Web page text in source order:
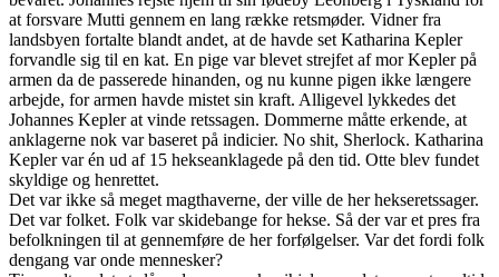
at forsvare Mutti gennem en lang række retsmøder. Vidner fra
landsbyen fortalte blandt andet, at de havde set Katharina Kepler
forvandle sig til en kat. En pige var blevet strejfet af mor Kepler på
armen da de passerede hinanden, og nu kunne pigen ikke længere
arbejde, for armen havde mistet sin kraft. Alligevel lykkedes det
Johannes Kepler at vinde retssagen. Dommerne måtte erkende, at
anklagerne nok var baseret på indicier. No shit, Sherlock. Katharina
Kepler var én ud af 15 hekseanklagede på den tid. Otte blev fundet
skyldige og henrettet.
Det var ikke så meget magthaverne, der ville de her hekseretssager.
Det var folket. Folk var skidebange for hekse. Så der var et pres fra
befolkningen til at gennemføre de her forfølgelser. Var det fordi folk
dengang var onde mennesker?